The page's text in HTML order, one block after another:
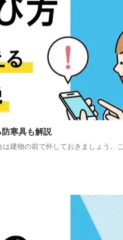
寒具も解説
建物の前で外しておきましょう。こ